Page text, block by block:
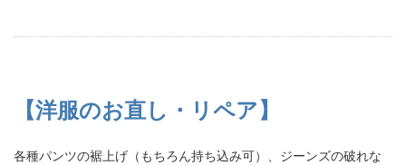
【洋服のお直し・リペア】
各種パンツの裾上げ（もちろん持ち込み可）、ジーンズの破れな